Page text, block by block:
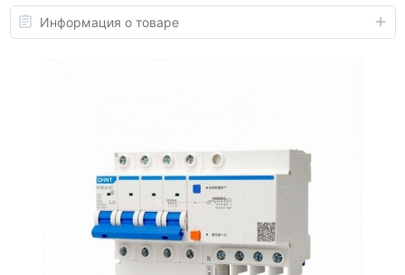
Информация о товаре